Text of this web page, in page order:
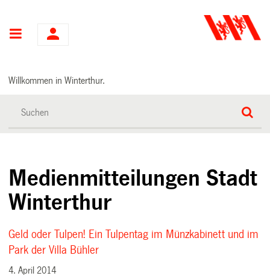
Hauptnavigation
Willkommen in Winterthur.
Medienmitteilungen Stadt
Winterthur
Geld oder Tulpen! Ein Tulpentag im Münzkabinett und im
Park der Villa Bühler
4. April 2014